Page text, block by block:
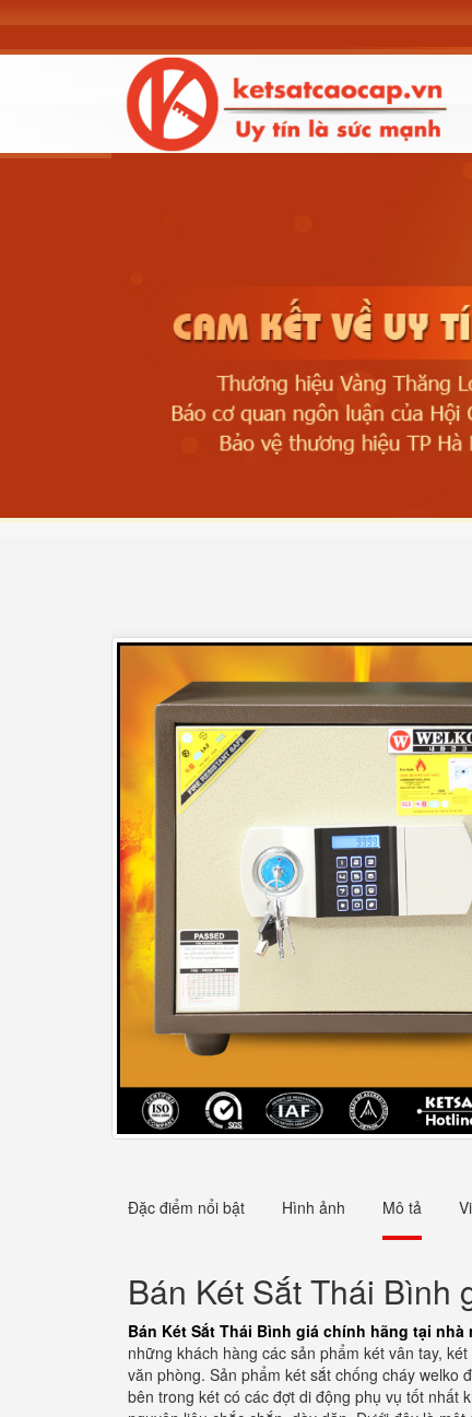
Đặc điểm nổi bật Hình ảnh Mô tả
Bán Két Sắt Thái Bình
Bán Két Sắt Thái Bình giá chính hãng tại nhà
những khách hàng các sản phẩm két vân tay,
văn phòng. Sản phẩm két sắt chống cháy welko
bên trong két có các đợt di động phụ vụ tốt